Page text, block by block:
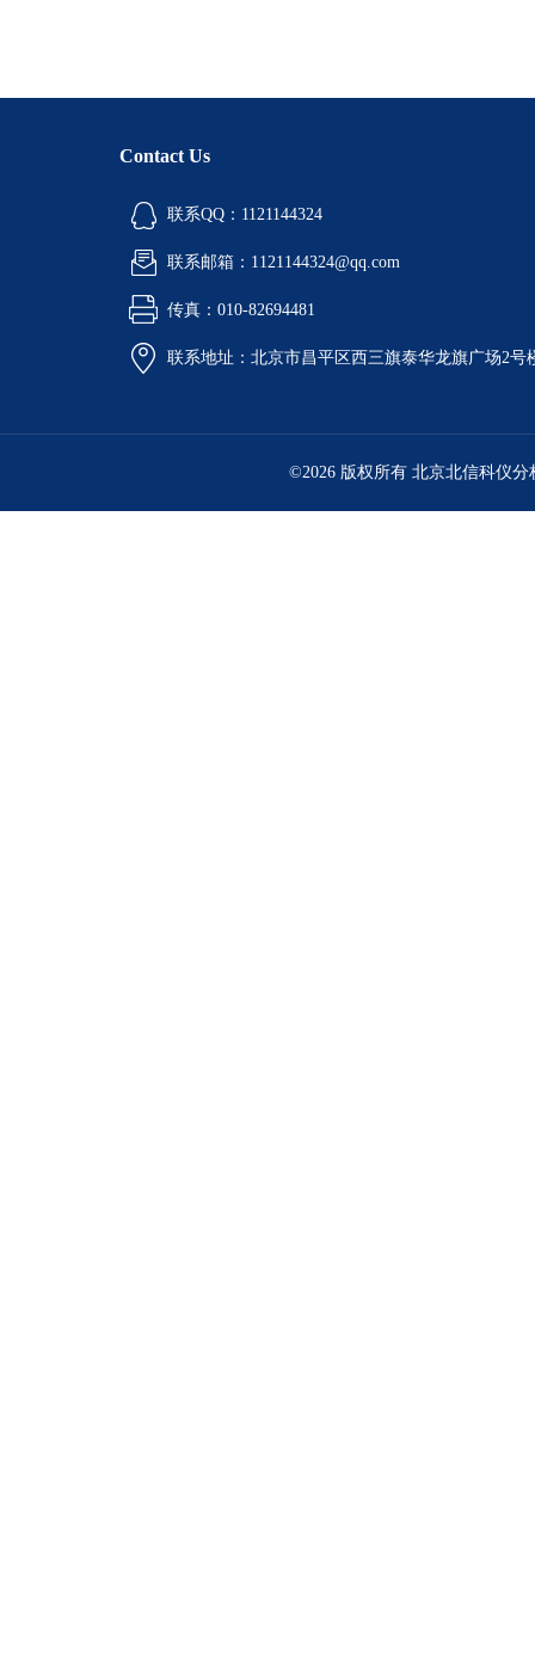
Contact Us
联系QQ：1121144324
联系邮箱：1121144324@qq.com
传真：010-82694481
联系地址：北京市昌平区西三旗泰华龙旗广场2号
©2026 版权所有 北京北信科仪